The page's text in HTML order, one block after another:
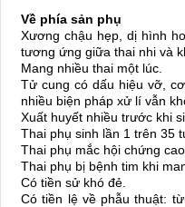
Về phía sản phụ
Xương chậu hẹp, dị hình
tương ứng giữa thai nhi và
Mang nhiều thai một lúc.
Tử cung có dấu hiệu vỡ,
nhiều biện pháp xử lí vẫn
Xuất huyết nhiều trước khi
Thai phụ sinh lần 1 trên 35
Thai phụ mắc hội chứng
Thai phụ bị bệnh tim khi
Có tiền sử khó đẻ.
Có tiền lệ về phẫu thuật: